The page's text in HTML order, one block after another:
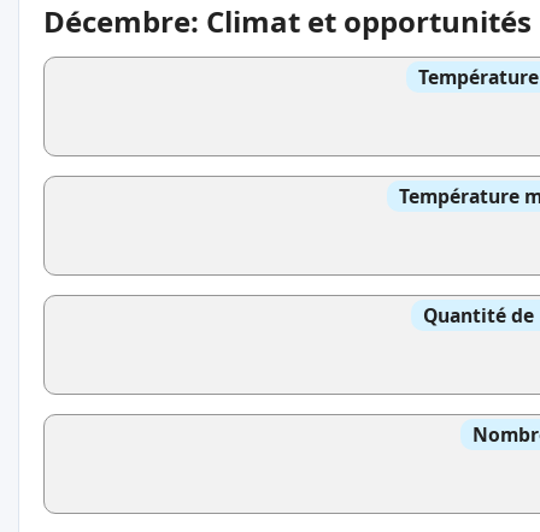
Décembre: Climat et
Température
Quantité